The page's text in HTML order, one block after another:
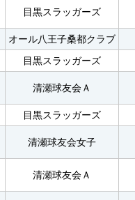
目黒スラッガーズ
オール八王子桑都クラブ
目黒スラッガーズ
清瀬球友会Ａ
目黒スラッガーズ
清瀬球友会女子
清瀬球友会Ａ